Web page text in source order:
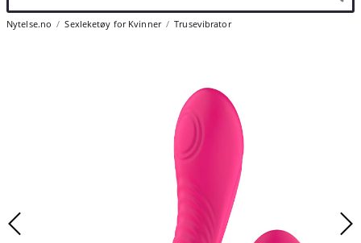
Nytelse.no Sexleketøy for Kvinner Trusevibrator